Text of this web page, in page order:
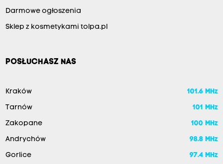
Darmowe ogłoszenia
Sklep z kosmetykami tolpa.pl
POSŁUCHASZ NAS
Kraków 101.6 MHz
Tarnów 101 MHz
Zakopane 100 MHz
Andrychów 98.8 MHz
Gorlice 97.4 MHz